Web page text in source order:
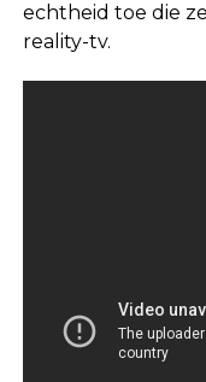
echtheid toe die
reality-tv.